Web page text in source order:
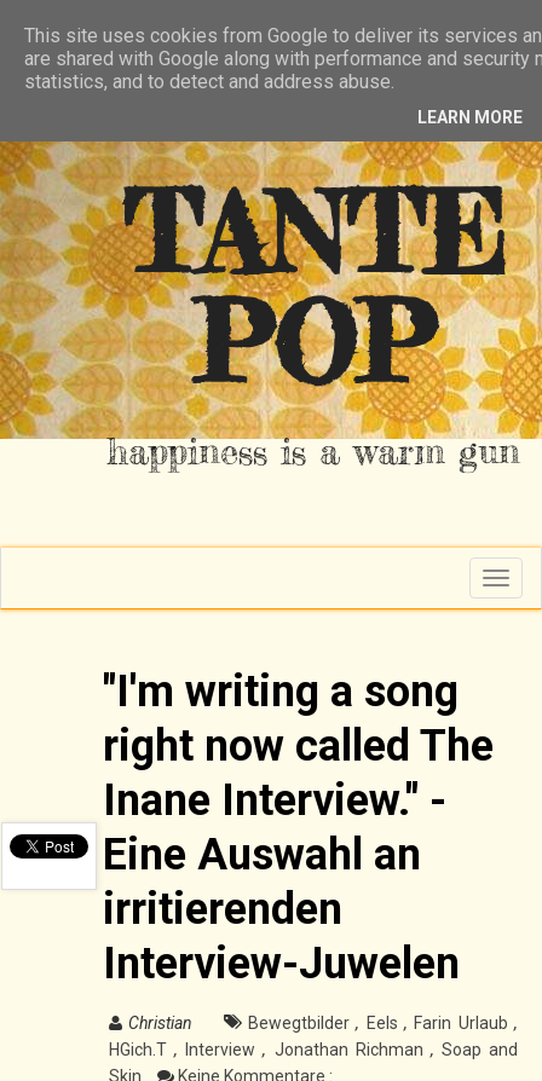
RSS FEED
TANTE
POP
happiness is a warm gun
T
o
g
"I'm writing a song
right now called The
Inane Interview." -
Eine Auswahl an
irritierenden
Interview-Juwelen
Christian Bewegtbilder, Eels, Farin Urlaub,
HGich.T, Interview, Jonathan Richman , Soap and
Skin
Keine Kommentare :
This site uses cookies from Google to deliver its services
are shared with Google along with performance and
statistics, and to detect and address abuse.
LEARN MORE